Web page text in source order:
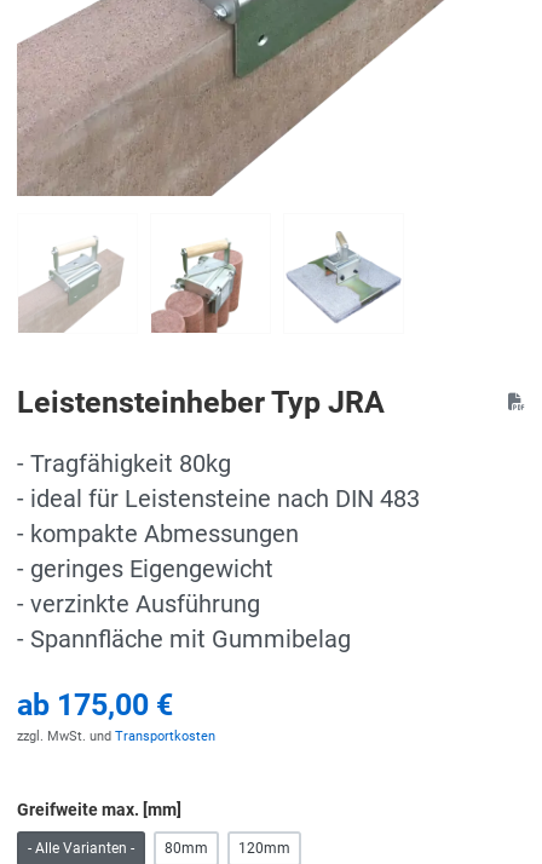
Leistensteinheber Typ JRA
- Tragfähigkeit 80kg
- ideal für Leistensteine nach DIN 483
- kompakte Abmessungen
- geringes Eigengewicht
- verzinkte Ausführung
- Spannfläche mit Gummibelag
ab 175,00 €
zzgl. MwSt. und Transportkosten
Greifweite max. [mm]
- Alle Varianten - 80mm 120mm